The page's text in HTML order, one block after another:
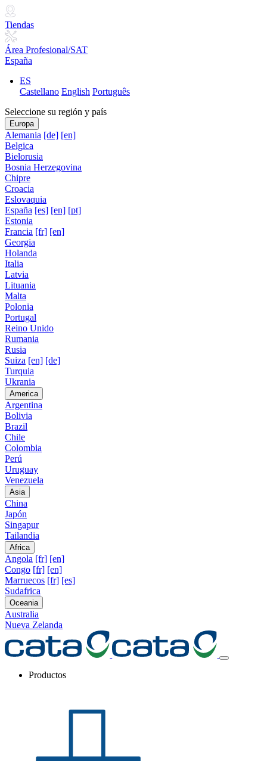
Tiendas
Área Profesional/SAT
España
ES
Castellano English Português
Seleccione su región y país
Europa
Alemania [de] [en]
Belgica
Bielorusia
Bosnia Herzegovina
Chipre
Croacia
Eslovaquia
España [es] [en] [pt]
Estonia
Francia [fr] [en]
Georgia
Holanda
Italia
Latvia
Lituania
Malta
Polonia
Portugal
Reino Unido
Rumania
Rusia
Suiza [en] [de]
Turquia
Ukrania
America
Argentina
Bolivia
Brazil
Chile
Colombia
Perú
Uruguay
Venezuela
Asia
China
Japón
Singapur
Tailandia
Africa
Angola [fr] [en]
Congo [fr] [en]
Marruecos [fr] [es]
Sudafrica
Oceania
Australia
Nueva Zelanda
Productos